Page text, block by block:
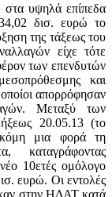
υψηλά επίπεδα
δισ. ευρώ το
της τάξεως του
είχε τότε
των επενδυτών
και
απορρόφησαν
Μεταξύ των
20.05.13 (το
μια φορά τη
καταγράφοντας
10ετές ομόλογο
ευρώ. Οι εντολές
στην ΗΔΑΤ κατά